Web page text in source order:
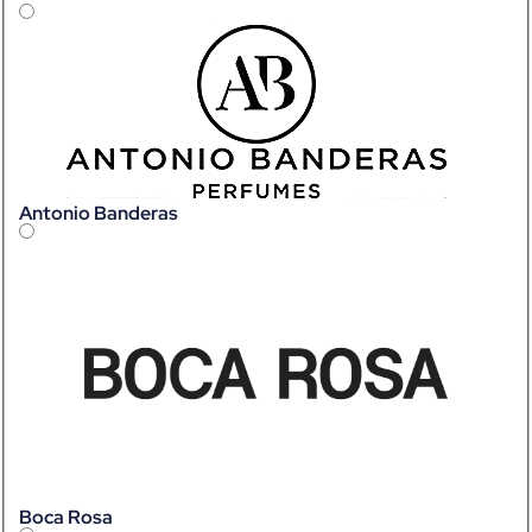
Antonio Banderas
Boca Rosa